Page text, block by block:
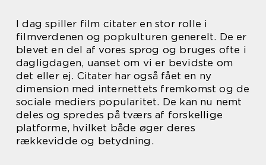
I dag spiller film citater en stor rolle i
filmverdenen og popkulturen generelt. De er
blevet en del af vores sprog og bruges ofte i
dagligdagen, uanset om vi er bevidste om
det eller ej. Citater har også fået en ny
dimension med internettets fremkomst og de
sociale mediers popularitet. De kan nu nemt
deles og spredes på tværs af forskellige
platforme, hvilket både øger deres
rækkevidde og betydning.